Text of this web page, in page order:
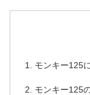
モンキー125
モンキー125